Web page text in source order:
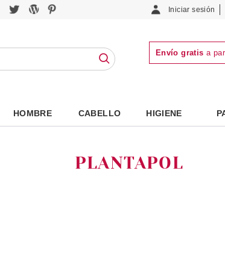
Iniciar sesión
Envío gratis a
HOMBRE CABELLO HIGIENE
PLANTAPOL